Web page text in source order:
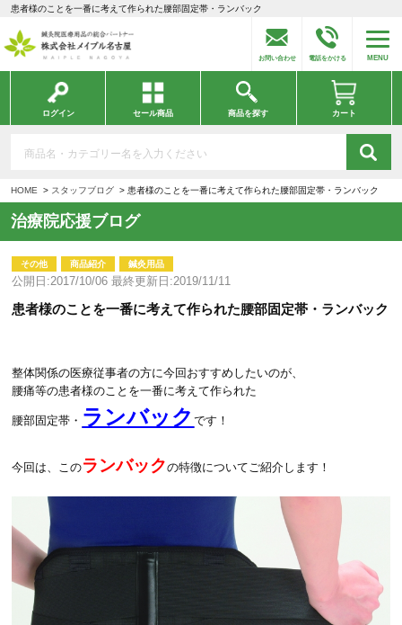
患者様のことを一番に考えて作られた腰部固定帯・ランバック
お問い合わせ 電話をかける MENU
ログイン セール商品 商品を探す カート
HOME スタッフブログ 患者様のことを一番に考えて作られた腰部固定帯・ランバック
治療院応援ブログ
その他 商品紹介 鍼灸用品
公開日:2017/10/06 最終更新日:2019/11/11
患者様のことを一番に考えて作られた腰部固定帯・ランバック
整体関係の医療従事者の方に今回おすすめしたいのが、
腰痛等の患者様のことを一番に考えて作られた
腰部固定帯・ ランバックです！
今回は、このランバックの特徴についてご紹介します！